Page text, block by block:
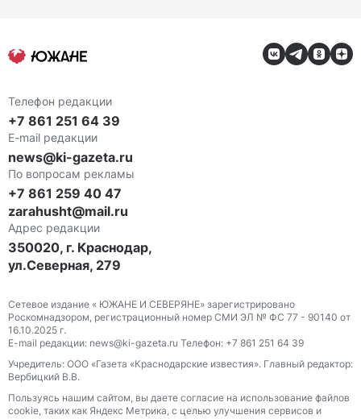
Телефон редакции
+7 861 251 64 39
E-mail редакции
news@ki-gazeta.ru
По вопросам рекламы
+7 861 259 40 47
zarahusht@mail.ru
Адрес редакции
350020, г. Краснодар,
ул.Северная, 279
Сетевое издание « ЮЖАНЕ И СЕВЕРЯНЕ» зарегистрировано
Роскомнадзором, регистрационный номер СМИ ЭЛ № ФС 77 - 90140 от
16.10.2025 г.
E-mail редакции: news@ki-gazeta.ru Телефон: +7 861 251 64 39
Учредитель: ООО «Газета «Краснодарские известия». Главный редактор:
Вербицкий В.В.
Пользуясь нашим сайтом, вы даете согласие на использование файлов
сооkіе, таких как Яндекс Метрика, с целью улучшения сервисов и